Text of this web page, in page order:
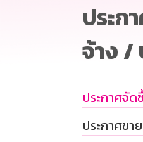
ประก
จ้าง /
ประกาศจัด
ประกาศข